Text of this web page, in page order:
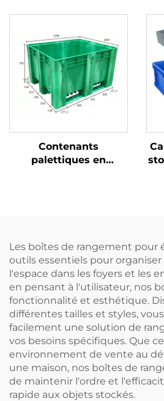
1210, utilisé pour le
transport dans les
usines de production
de bouteilles de bière.
Contenants
palettiques en
Les boîtes de rangement pour
outils essentiels pour
l'espace dans les foyers et les
en pensant à l'utilisateur, nos
fonctionnalité et esthétique.
différentes tailles et styles,
facilement une solution de
vos besoins spécifiques. Que
environnement de vente au
une maison, nos boîtes de
de maintenir l'ordre et
rapide aux objets stockés.